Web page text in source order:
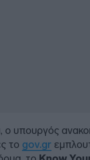
υπουργός
το gov.gr